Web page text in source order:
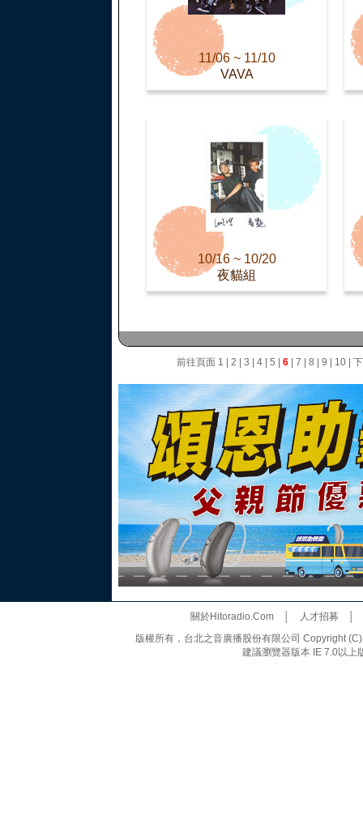
11/06 ~ 11/10
VAVA
10/16 ~ 10/20
夜貓組
前往頁面 1 2 3 4| 5 6| 7 8 9 10|
關於Hitoradio.Com│ 人才招募
版權所有，台北之音廣播股份有限公司 Copyright
建議瀏覽器版本 IE 7.0以上